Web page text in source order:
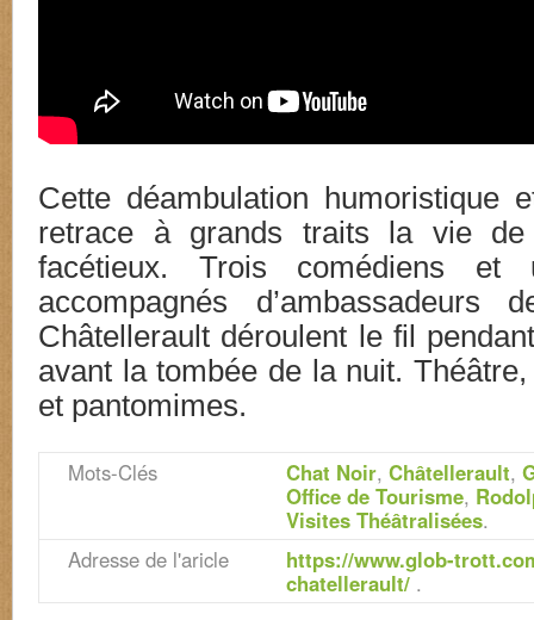
Cette déambulation humoristique
retrace à grands traits la vie de
facétieux. Trois comédiens et
accompagnés d’ambassadeurs
Châtellerault déroulent le fil
avant la tombée de la nuit.
et pantomimes.
Mots-Clés Chat Noir, Châtellerault,
Office de Tourisme,
Visites Théâtralisées.
Adresse de l'aricle
https://www.glob-
chatellerault/ .